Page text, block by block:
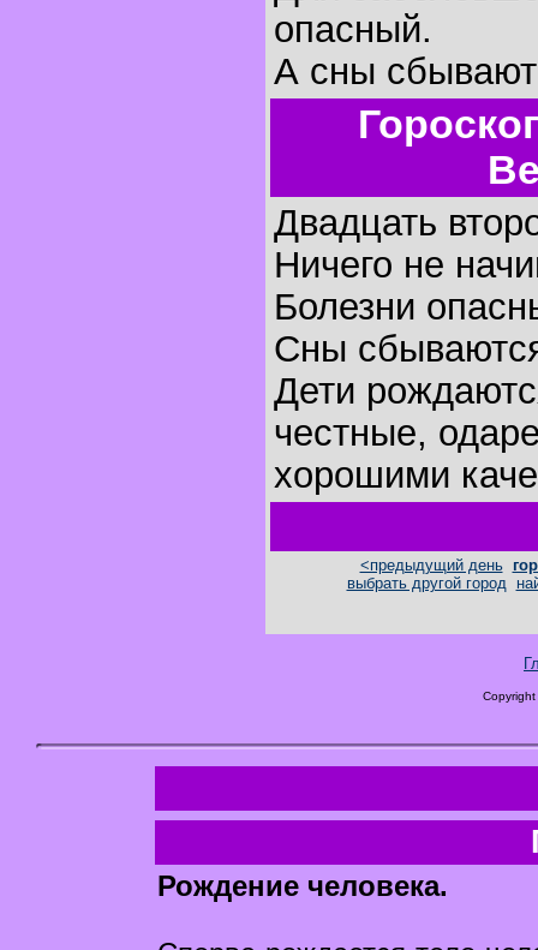
опасный.
А сны
Двадцать
Ничего не
Болезни
Сны
Дети
честные,
хорошими
<предыдущий день
выбрать другой город
Рождение человека.